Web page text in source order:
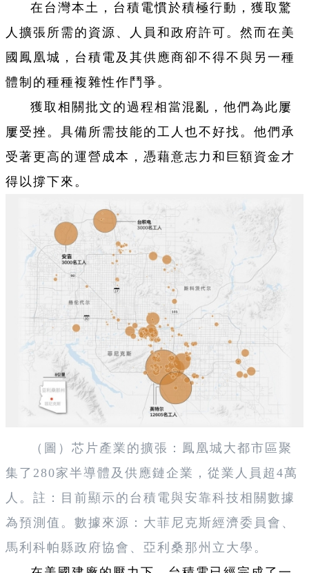
在台灣本土，台積電慣於積極行動，獲取驚
人擴張所需的資源、人員和政府許可。然而在美
國鳳凰城，台積電及其供應商卻不得不與另一種
體制的種種複雜性作鬥爭。
獲取相關批文的過程相當混亂，他們為此屢
屢受挫。具備所需技能的工人也不好找。他們承
受著更高的運營成本，憑藉意志力和巨額資金才
得以撐下來。
（圖）芯片產業的擴張：鳳凰城大都市區聚
集了280家半導體及供應鏈企業，從業人員超4萬
人。註：目前顯示的台積電與安靠科技相關數據
為預測值。數據來源：大菲尼克斯經濟委員會、
馬利科帕縣政府協會、亞利桑那州立大學。